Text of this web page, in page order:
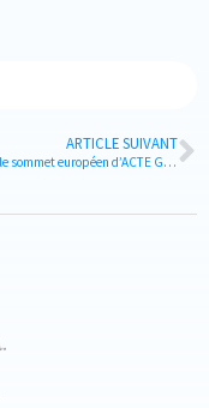
ARTICLE SUIVANT
Retour sur le sommet européen d’ACTE Global